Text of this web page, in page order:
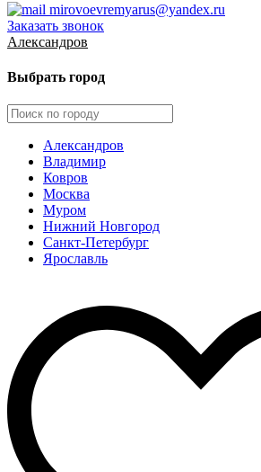
mirovoevremyarus@yandex.ru
Заказать звонок
Александров
Выбрать город
Александров
Владимир
Ковров
Москва
Муром
Нижний Новгород
Санкт-Петербург
Ярославль